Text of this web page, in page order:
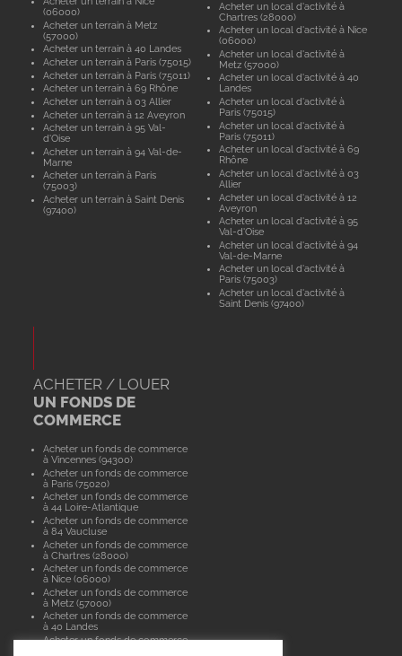
(06000)
Acheter un terrain à Metz
(57000)
Acheter un terrain à 40 Landes
Acheter un terrain à Paris (75015)
Acheter un terrain à Paris (75011)
Acheter un terrain à 69 Rhône
Acheter un terrain à 03 Allier
Acheter un terrain à 12 Aveyron
Acheter un terrain à 95 Val-
d'Oise
Acheter un terrain à 94 Val-de-
Marne
Acheter un terrain à Paris
(75003)
Acheter un terrain à Saint Denis
(97400)
Acheter un local d'activité à
Chartres (28000)
Acheter un local d'activité à Nice
(06000)
Acheter un local d'activité à
Metz (57000)
Acheter un local d'activité à 40
Landes
Acheter un local d'activité à
Paris (75015)
Acheter un local d'activité à
Paris (75011)
Acheter un local d'activité à 69
Rhône
Acheter un local d'activité à 03
Allier
Acheter un local d'activité à 12
Aveyron
Acheter un local d'activité à 95
Val-d'Oise
Acheter un local d'activité à 94
Val-de-Marne
Acheter un local d'activité à
Paris (75003)
Acheter un local d'activité à
Saint Denis (97400)
ACHETER / LOUER
UN FONDS DE
COMMERCE
Acheter un fonds de commerce
à Vincennes (94300)
Acheter un fonds de commerce
à Paris (75020)
Acheter un fonds de commerce
à 44 Loire-Atlantique
Acheter un fonds de commerce
à 84 Vaucluse
Acheter un fonds de commerce
à Chartres (28000)
Acheter un fonds de commerce
à Nice (06000)
Acheter un fonds de commerce
à Metz (57000)
Acheter un fonds de commerce
à 40 Landes
Acheter un fonds de commerce